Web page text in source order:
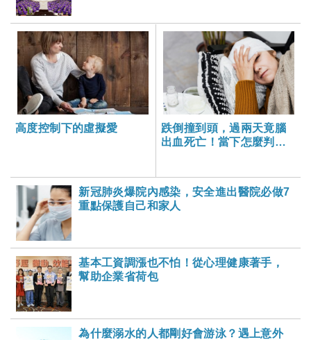
高度控制下的虛擬愛
跌倒撞到頭，過兩天竟腦
出血死亡！當下怎麼判斷
新冠肺炎爆院內感染，安全進出醫院必做7
重點保護自己和家人
基本工資調漲也不怕！從心理健康著手，
幫助企業省荷包
為什麼溺水的人都剛好會游泳？遇上意外